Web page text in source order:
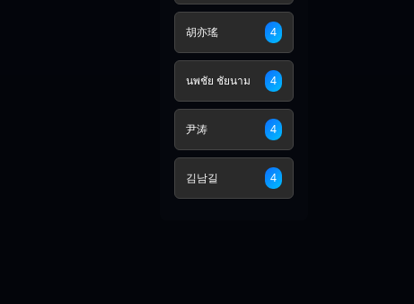
胡亦瑤 4
นพชัย ชัยนาม 4
尹涛 4
김남길 4